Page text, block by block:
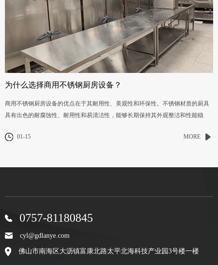
为什么选择商用不锈钢厨房设备？
商用不锈钢厨房设备的优点在于其耐用性、美观性和环保性。不锈钢材质的厨具
具有出色的耐腐蚀性、耐用性和易清洁性，能够长期保持其外观整洁和性能稳
01-15
MORE
0757-81180845
cyl@gdlanye.com
佛山市南海区大沥镇富康北路太平北海科技产业园3号楼一楼